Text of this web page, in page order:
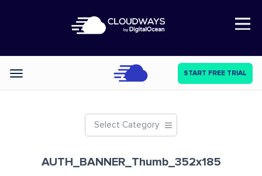
Open Nav
Categories START FREE TRIAL
Select Category
AUTH_BANNER_Thumb_352x185